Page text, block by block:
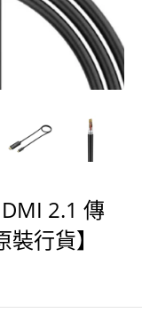
2.1 傳
行貨】